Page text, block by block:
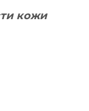
кожи